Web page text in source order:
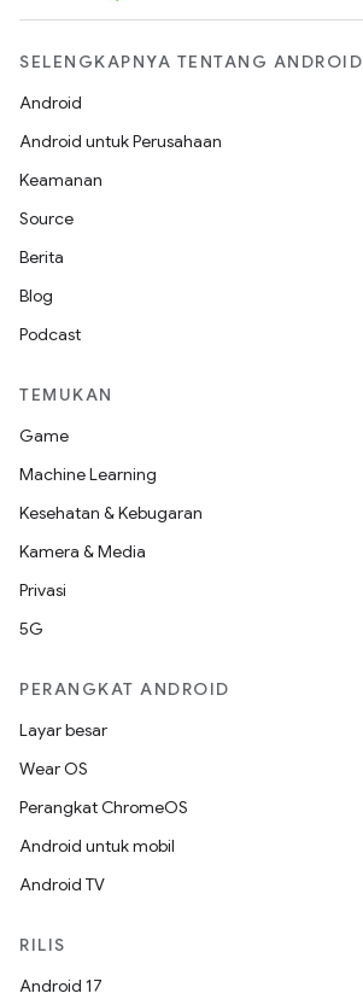
SELENGKAPNYA TENTANG ANDROID
Android
Android untuk Perusahaan
Keamanan
Source
Berita
Blog
Podcast
TEMUKAN
Game
Machine Learning
Kesehatan & Kebugaran
Kamera & Media
Privasi
5G
PERANGKAT ANDROID
Layar besar
Wear OS
Perangkat ChromeOS
Android untuk mobil
Android TV
RILIS
Android 17